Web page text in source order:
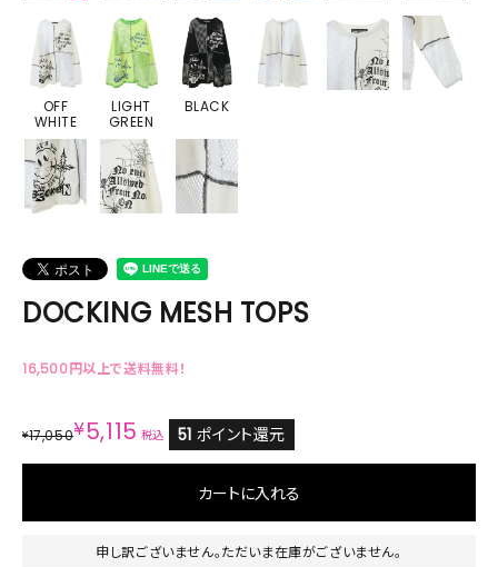
OFF
WHITE
LIGHT
GREEN
BLACK
DOCKING MESH TOPS
16,500円以上で送料無料！
¥17,050¥5,115 税込 51 ポイント還元
カートに入れる
申し訳ございません。ただいま在庫がございません。